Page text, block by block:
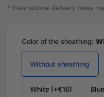
* International delivery times
Color of the sheathing:
Without sheathing
White (+€16)